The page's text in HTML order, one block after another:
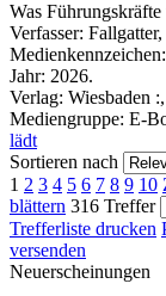
Was
Verfasser:
Medienkennzeichen:
Jahr: 2026.
Verlag: Wiesbaden
Mediengruppe: E-
lädt
Sortieren nach
1 2 3 4 5 6 7 8 9 10
blättern 316 Treffer
Trefferliste drucken
versenden
Neuerscheinungen